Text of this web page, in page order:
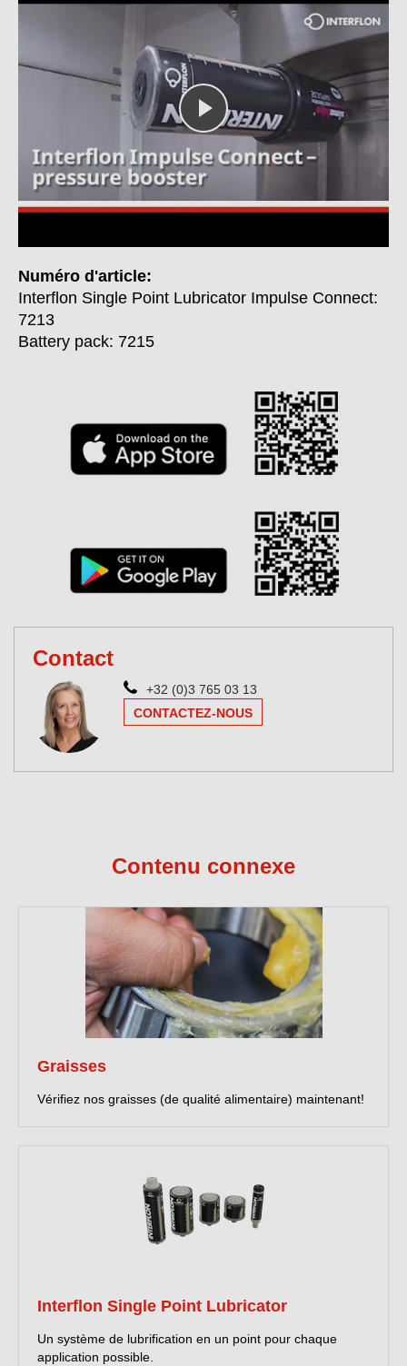
Numéro d'article:
Interflon Single Point Lubricator Impulse Connect:
7213
Battery pack: 7215
Contact
+32 (0)3 765 03 13
CONTACTEZ-NOUS
Contenu connexe
Graisses
Vérifiez nos graisses (de qualité alimentaire) maintenant!
Interflon Single Point Lubricator
Un système de lubrification en un point pour chaque
application possible.